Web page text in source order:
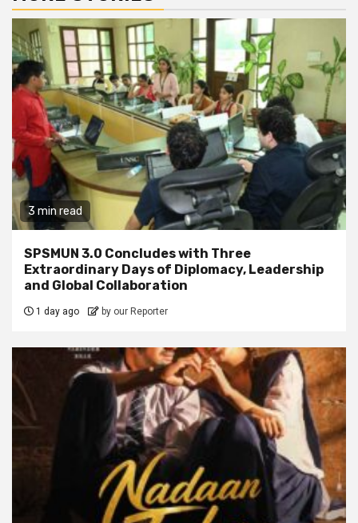
3 min read
SPSMUN 3.0 Concludes with Three
Extraordinary Days of Diplomacy, Leadership
and Global Collaboration
1 day ago by our Reporter